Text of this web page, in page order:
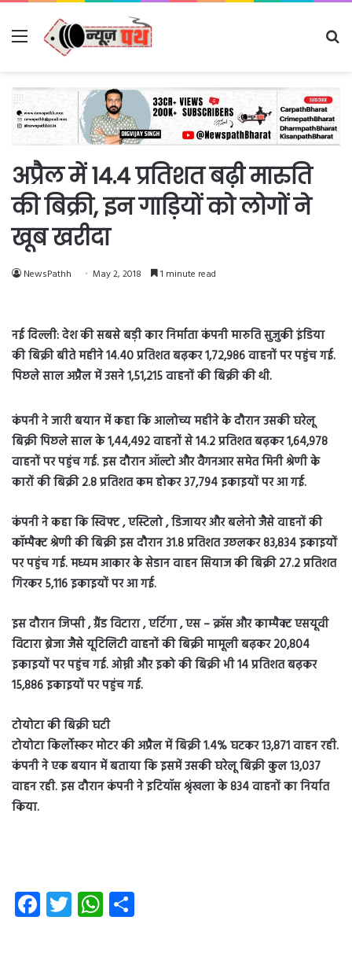
Menu
अप्रैल में 14.4 प्रतिशत बढ़ी मारुति
की बिक्री, इन गाड़ियों को लोगों ने
खूब खरीदा
NewsPathh May 2, 2018 1 minute read
नई दिल्ली: देश की सबसे बड़ी कार निर्माता कंपनी मारुति सुजुकी इंडिया
की बिक्री बीते महीने 14.40 प्रतिशत बढ़कर 1,72,986 वाहनों पर पहुंच गई.
पिछले साल अप्रैल में उसने 1,51,215 वाहनों की बिक्री की थी.
कंपनी ने जारी बयान में कहा कि आलोच्य महीने के दौरान उसकी घरेलू
बिक्री पिछले साल के 1,44,492 वाहनों से 14.2 प्रतिशत बढ़कर 1,64,978
वाहनों पर पहुंच गई. इस दौरान ऑल्टो और वैगनआर समेत मिनी श्रेणी के
कारों की बिक्री 2.8 प्रतिशत कम होकर 37,794 इकाइयों पर आ गई.
कंपनी ने कहा कि स्विफ्ट , एस्टिलो , डिजायर और बलेनो जैसे वाहनों की
कॉम्पैक्ट श्रेणी की बिक्री इस दौरान 31.8 प्रतिशत उछलकर 83,834 इकाइयों
पर पहुंच गई. मध्यम आकार के सेडान वाहन सियाज की बिक्री 27.2 प्रतिशत
गिरकर 5,116 इकाइयों पर आ गई.
इस दौरान जिप्सी , ग्रैंड विटारा , एर्टिगा , एस – क्रॉस और काम्पैक्ट एसयूवी
विटारा ब्रेजा जैसे यूटिलिटी वाहनों की बिक्री मामूली बढ़कर 20,804
इकाइयों पर पहुंच गई. ओम्नी और इको की बिक्री भी 14 प्रतिशत बढ़कर
15,886 इकाइयों पर पहुंच गई.
टोयोटा की बिक्री घटी
टोयोटा किर्लोस्कर मोटर की अप्रैल में बिक्री 1.4% घटकर 13,871 वाहन रही.
कंपनी ने एक बयान में बताया कि इसमें उसकी घरेलू बिक्री कुल 13,037
वाहन रही. इस दौरान कंपनी ने इटियॉस श्रृंखला के 834 वाहनों का निर्यात
किया.
Fa
ce
T
wi
W
ha